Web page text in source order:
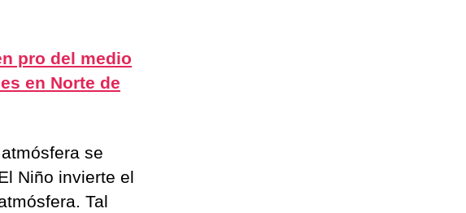
pro del medio
en Norte de
se
Niño invierte el
Tal